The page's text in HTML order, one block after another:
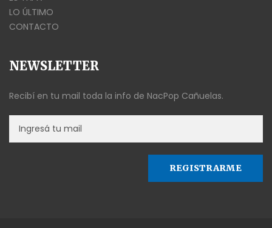
LO ÚLTIMO
CONTACTO
NEWSLETTER
Recibí en tu mail toda la info de NacPop Cañuelas.